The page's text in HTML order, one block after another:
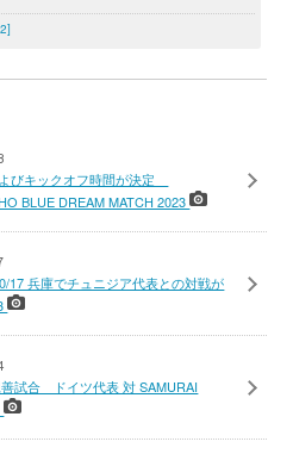
びキックオフ時間が決定
BLUE DREAM MATCH 2023
17 兵庫でチュニジア代表との対戦が
試合 ドイツ代表 対 SAMURAI